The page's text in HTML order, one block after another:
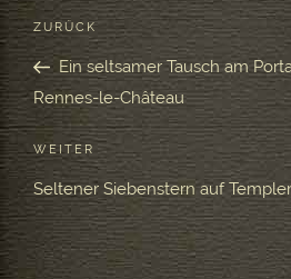
Beitragsnavigation
Vorheriger
Beitrag
ZURÜCK
Ein seltsamer Tausch am
Rennes-le-Château
Nächster
Beitrag
WEITER
Seltener Siebenstern auf